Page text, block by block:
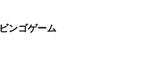
ビンゴゲーム